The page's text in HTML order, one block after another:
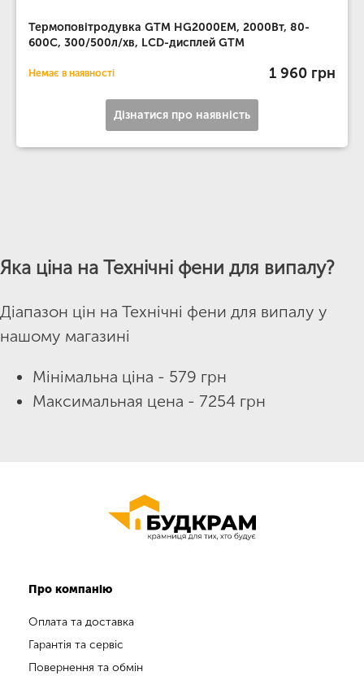
Термоповітродувка GTM HG2000EM, 2000Вт, 80-
600С, 300/500л/хв, LCD-дисплей GTM
Немає в наявності 1 960 грн
Дізнатися про наявність
Яка ціна на Технічні фени для випалу?
Діапазон цін на Технічні фени для випалу у
нашому магазині
Мінімальна ціна - 579 грн
Максимальная цена - 7254 грн
Про компанію
Оплата та доставка
Гарантія та сервіс
Повернення та обмін